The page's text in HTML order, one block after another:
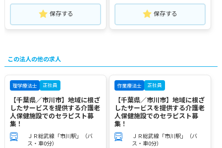
保存する 保存する
この法人の他の求人
理学療法士 正社員
【千葉県／市川市】地域に根ざ
したサービスを提供する介護老
人保健施設でのセラピスト募
集！
ＪＲ総武線「市川駅」（バ
ス・車0分）
作業療法士 正社員
【千葉県／市川市】地域に根ざ
したサービスを提供する介護老
人保健施設でのセラピスト募
集！
ＪＲ総武線「市川駅」（バ
ス・車0分）